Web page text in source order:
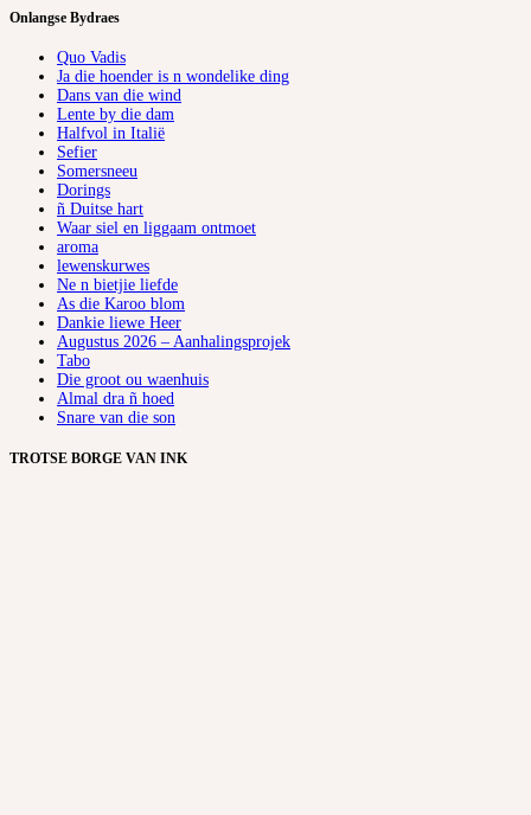
Onlangse Bydraes
Quo Vadis
Ja die hoender is n wondelike ding
Dans van die wind
Lente by die dam
Halfvol in Italië
Sefier
Somersneeu
Dorings
ñ Duitse hart
Waar siel en liggaam ontmoet
aroma
lewenskurwes
Ne n bietjie liefde
As die Karoo blom
Dankie liewe Heer
Augustus 2026 – Aanhalingsprojek
Tabo
Die groot ou waenhuis
Almal dra ñ hoed
Snare van die son
TROTSE BORGE VAN INK